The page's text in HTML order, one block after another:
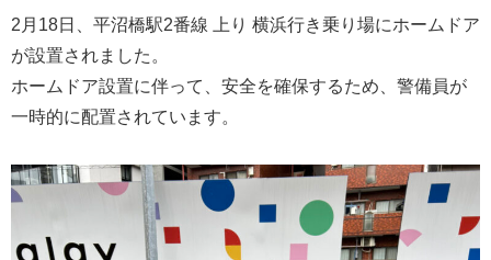
2月18日、平沼橋駅2番線 上り 横浜行き乗り場にホームドア
が設置されました。
ホームドア設置に伴って、安全を確保するため、警備員が
一時的に配置されています。